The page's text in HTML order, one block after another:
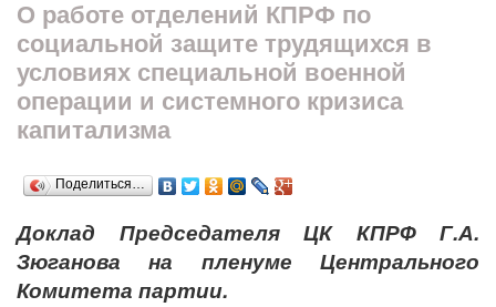
О работе отделений КПРФ по
социальной защите трудящихся в
условиях специальной военной
операции и системного кризиса
капитализма
Поделиться…
Доклад Председателя ЦК КПРФ Г.А.
Зюганова на пленуме Центрального
Комитета партии.